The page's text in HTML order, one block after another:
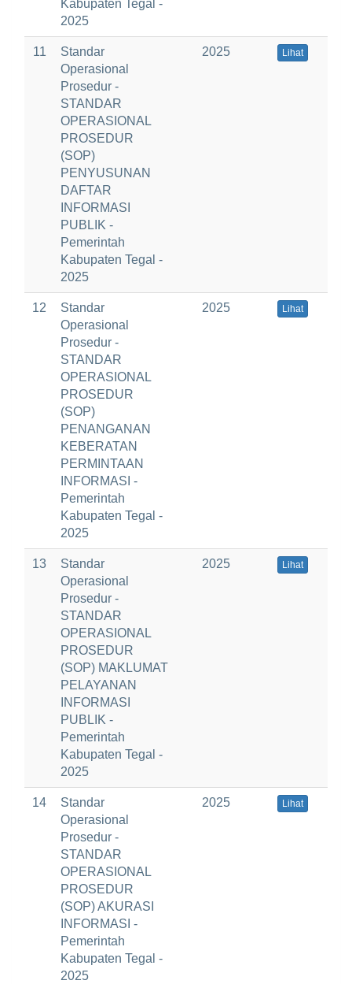
Kabupaten Tegal -
2025
11
Standar
Operasional
Prosedur -
STANDAR
OPERASIONAL
PROSEDUR
(SOP)
PENYUSUNAN
DAFTAR
INFORMASI
PUBLIK -
Pemerintah
Kabupaten Tegal -
2025
2025 Lihat
12
Standar
Operasional
Prosedur -
STANDAR
OPERASIONAL
PROSEDUR
(SOP)
PENANGANAN
KEBERATAN
PERMINTAAN
INFORMASI -
Pemerintah
Kabupaten Tegal -
2025
2025 Lihat
13
Standar
Operasional
Prosedur -
STANDAR
OPERASIONAL
PROSEDUR
(SOP) MAKLUMAT
PELAYANAN
INFORMASI
PUBLIK -
Pemerintah
Kabupaten Tegal -
2025
2025 Lihat
14
Standar
Operasional
Prosedur -
STANDAR
OPERASIONAL
PROSEDUR
(SOP) AKURASI
INFORMASI -
Pemerintah
Kabupaten Tegal -
2025
2025 Lihat